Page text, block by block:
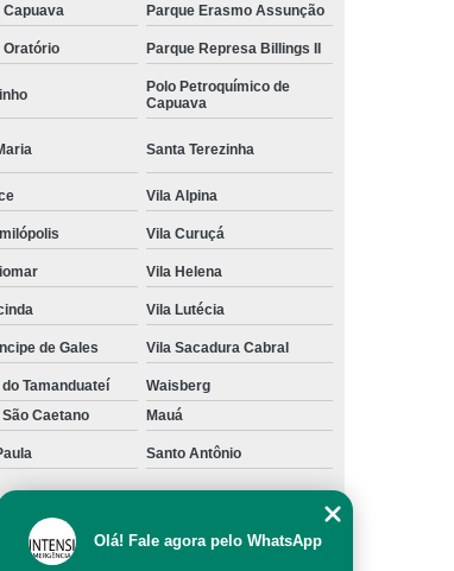
Capuava Parque Erasmo Assunção
Oratório Parque Represa Billings II
Polo Petroquímico de
Capuava
Santa Terezinha
Vila Alpina
Vila Curuçá
Vila Helena
Vila Lutécia
de Gales Vila Sacadura Cabral
Tamanduateí
Waisberg
Caetano Mauá
Santo Antônio
São Caetano do Sul
– artigo 184 do Código Penal –
Olá! Fale agora pelo WhatsApp